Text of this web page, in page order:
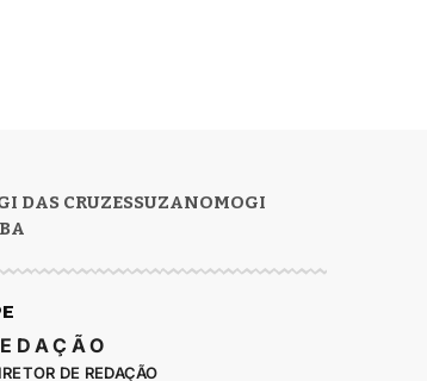
DAS CRUZESSUZANOMOGI
DE REDAÇÃO